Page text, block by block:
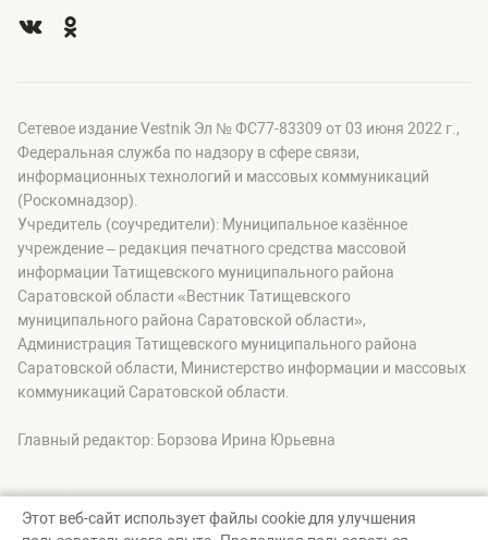
Сетевое издание Vestnik Эл № ФС77-83309 от 03 июня 2022 г.,
Федеральная служба по надзору в сфере связи,
информационных технологий и массовых коммуникаций
(Роскомнадзор).
Учредитель (соучредители): Муниципальное казённое
учреждение – редакция печатного средства массовой
информации Татищевского муниципального района
Саратовской области «Вестник Татищевского
муниципального района Саратовской области»,
Администрация Татищевского муниципального района
Саратовской области, Министерство информации и массовых
коммуникаций Саратовской области.
Главный редактор: Борзова Ирина Юрьевна
Этот веб-сайт использует файлы cookie для улучшения